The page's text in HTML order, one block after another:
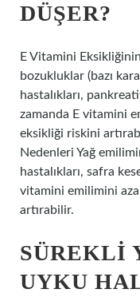
DÜŞER?
E Vitamini
bozukluklar (bazı
hastalıkları,
zamanda E vitamini
eksikliği riskini
Nedenleri Yağ
hastalıkları, safra
vitamini emilimini
artırabilir.
SÜREKLI
UYKU